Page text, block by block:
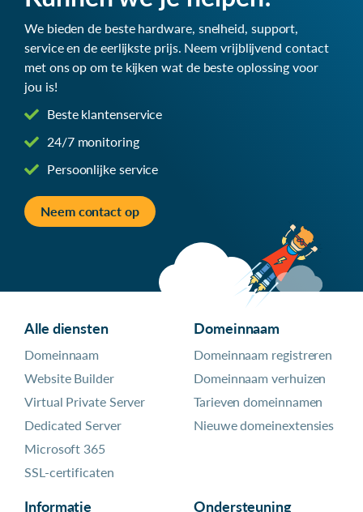
We bieden de beste hardware, snelheid, support,
service en de eerlijkste prijs. Neem vrijblijvend contact
met ons op om te kijken wat de beste oplossing voor
jou is!
Beste klantenservice
24/7 monitoring
Persoonlijke service
Neem contact op
Alle diensten
Domeinnaam
Website Builder
Virtual Private Server
Dedicated Server
Microsoft 365
SSL-certificaten
Domeinnaam
Domeinnaam registreren
Domeinnaam verhuizen
Tarieven domeinnamen
Nieuwe domeinextensies
Informatie Ondersteuning